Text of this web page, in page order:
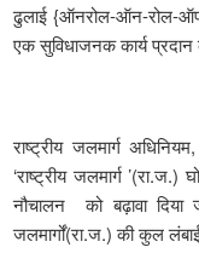
ढुलाई {ऑनरोल-ऑन-रोल-
एक सुविधाजनक कार्य प्रदान
राष्ट्रीय जलमार्ग
‘राष्ट्रीय जलमार्ग
नौचालन को बढ़ावा
जलमार्गों(रा.ज.) की कुल